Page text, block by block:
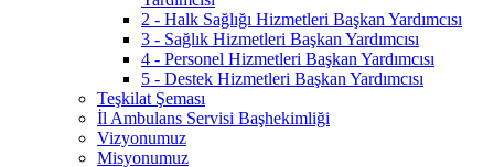
2 - Halk Sağlığı Hizmetleri Başkan Yardımcısı
3 - Sağlık Hizmetleri Başkan Yardımcısı
4 - Personel Hizmetleri Başkan Yardımcısı
5 - Destek Hizmetleri Başkan Yardımcısı
Teşkilat Şeması
İl Ambulans Servisi Başhekimliği
Vizyonumuz
Misyonumuz